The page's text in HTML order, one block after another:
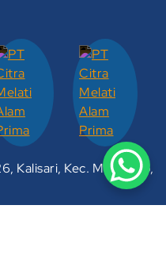
Kalisari, Kec. Mulyorejo,